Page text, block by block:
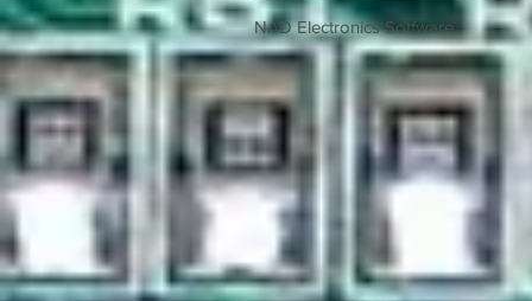
NAD Electronics Sotfware